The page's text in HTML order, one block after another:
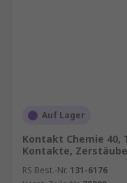
Auf Lager
Kontakt Chemie
Kontakte,
RS Best.-Nr. 131-6176